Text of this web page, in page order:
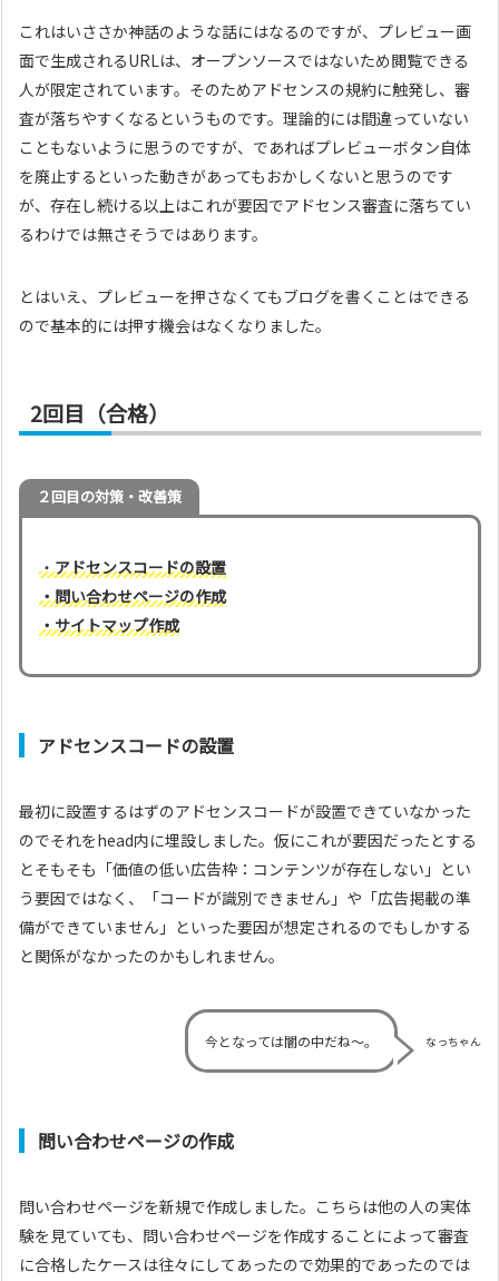
これはいささか神話のような話にはなるのですが、プレビュー画
面で生成されるURLは、オープンソースではないため閲覧できる
人が限定されています。そのためアドセンスの規約に触発し、審
査が落ちやすくなるというものです。理論的には間違っていない
こともないように思うのですが、であればプレビューボタン自体
を廃止するといった動きがあってもおかしくないと思うのです
が、存在し続ける以上はこれが要因でアドセンス審査に落ちてい
るわけでは無さそうではあります。
とはいえ、プレビューを押さなくてもブログを書くことはできる
ので基本的には押す機会はなくなりました。
2回目（合格）
２回目の対策・改善策
・アドセンスコードの設置
・問い合わせページの作成
・サイトマップ作成
アドセンスコードの設置
最初に設置するはずのアドセンスコードが設置できていなかった
のでそれをhead内に埋設しました。仮にこれが要因だったとする
とそもそも「価値の低い広告枠：コンテンツが存在しない」とい
う要因ではなく、「コードが識別できません」や「広告掲載の準
備ができていません」といった要因が想定されるのでもしかする
と関係がなかったのかもしれません。
なっちゃん
今となっては闇の中だね～。
問い合わせページの作成
問い合わせページを新規で作成しました。こちらは他の人の実体
験を見ていても、問い合わせページを作成することによって審査
に合格したケースは往々にしてあったので効果的であったのでは